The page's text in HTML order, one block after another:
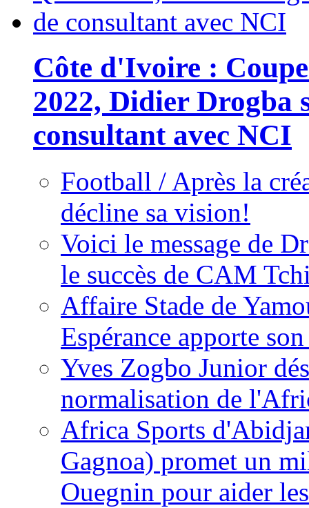
Côte d'Ivoire :
2022, Didier Drogba
consultant avec NCI
Football / Après la
décline sa vision!
Voici le message de
le succès de CAM
Affaire Stade de
Espérance apporte
Yves Zogbo Junior
normalisation de
Africa Sports
Gagnoa) promet un
Ouegnin pour aider